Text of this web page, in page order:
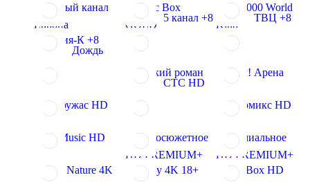
Первый канал
Европа
Music Box
GOLD
TV 1000 World
Kino
Россия-К +8
5 канал +8 ТВЦ +8
Дождь
Русский роман
Матч! Арена
Киноужас HD
СТС HD
Киномикс HD
EU Music HD
Остросюжетное
HD PREMIUM+
Премиальное
HD PREMIUM+
Love Nature 4K
Extasy 4K 18+ FightBox HD